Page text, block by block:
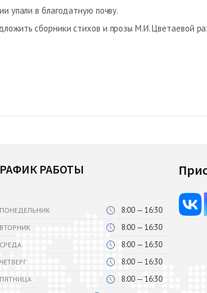
упали в благодатную почву.
сборники стихов и прозы М.И. Цветаевой
РАБОТЫ
ПОНЕДЕЛЬНИК 8:00 — 16:30
ВТОРНИК 8:00 — 16:30
СРЕДА 8:00 — 16:30
ЧЕТВЕРГ 8:00 — 16:30
ПЯТНИЦА 8:00 — 16:30